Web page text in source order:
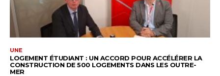
UNE
LOGEMENT ÉTUDIANT : UN ACCORD POUR ACCÉLÉRER LA
CONSTRUCTION DE 500 LOGEMENTS DANS LES OUTRE-
MER